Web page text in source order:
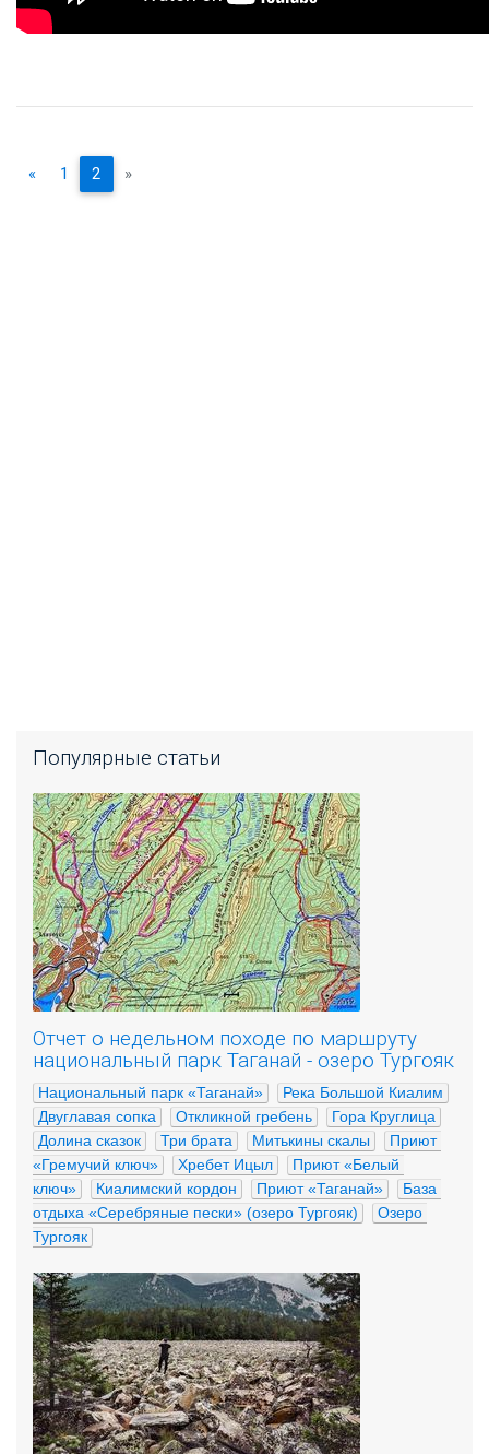
« 1 2 »
Популярные статьи
Отчет о недельном походе по маршруту
национальный парк Таганай - озеро Тургояк
Национальный парк «Таганай»
Река Большой Киалим
Двуглавая сопка
Откликной гребень
Гора Круглица
Долина сказок
Три брата Митькины скалы
Приют
«Гремучий ключ»
Хребет Ицыл
Приют «Белый
ключ»
Киалимский кордон Приют «Таганай»
База
отдыха «Серебряные пески» (озеро Тургояк)
Озеро
Тургояк